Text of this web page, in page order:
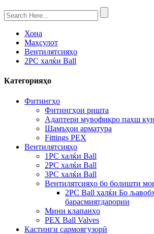
Хона
Маҳсулот
Вентилятсияҳо
2PC халќи Ball
Категорияҳо
Фитингҳо
Фитингҳои ришта
Адаптери мувофиқро пахш
Шамъҳои арматура
Fittings PEX
Вентилятсияҳо
1PC халќи Ball
2PC халќи Ball
3PC халќи Ball
Вентилятсияҳо бо болишти
2PC Ball халќи Бо
барасмиятдарории
Мини клапанҳо
PEX Ball Valves
Кастинги сармоягузорӣ